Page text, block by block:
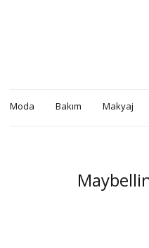
Moda Bakım Makyaj